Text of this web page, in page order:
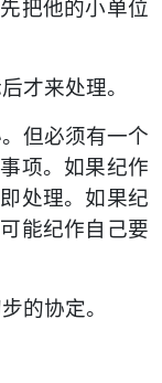
把他的小单位
才来处理。
但必须有一个
项。如果纪作
处理。如果纪
能纪作自己要
的协定。